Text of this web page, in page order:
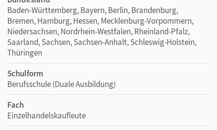
Baden-Württemberg, Bayern, Berlin, Brandenburg,
Bremen, Hamburg, Hessen, Mecklenburg-Vorpommern,
Niedersachsen, Nordrhein-Westfalen, Rheinland-Pfalz,
Saarland, Sachsen, Sachsen-Anhalt, Schleswig-Holstein,
Thüringen
Schulform
Berufsschule (Duale Ausbildung)
Fach
Einzelhandelskaufleute